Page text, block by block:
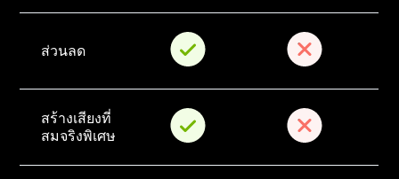
ส่วนลด
สร้างเสียงที่
สมจริงพิเศษ